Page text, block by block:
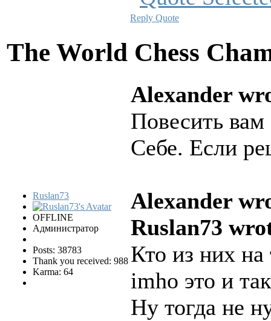
Reply Quote
The World Chess
Ruslan73
OFFLINE
Администратор
Posts: 38783
Thank you received: 988
Karma: 64
Alexander
Повесить
Себе. Если
Alexander
Ruslan73
Кто из них
imho это и
Ну тогда не